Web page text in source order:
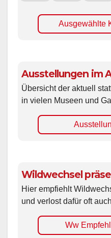
Ausgewählte
Ausstellungen im
Übersicht der aktuell
in vielen Museen und
Wildwechsel
Hier empfiehlt
und verlost dafür oft
Ww